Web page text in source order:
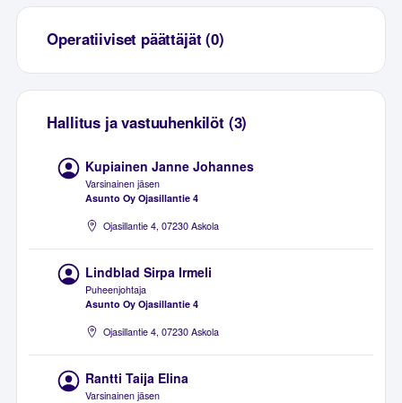
Operatiiviset päättäjät (0)
Hallitus ja vastuuhenkilöt (3)
Kupiainen Janne Johannes
Varsinainen jäsen
Asunto Oy Ojasillantie 4
Ojasillantie 4, 07230 Askola
Lindblad Sirpa Irmeli
Puheenjohtaja
Asunto Oy Ojasillantie 4
Ojasillantie 4, 07230 Askola
Rantti Taija Elina
Varsinainen jäsen